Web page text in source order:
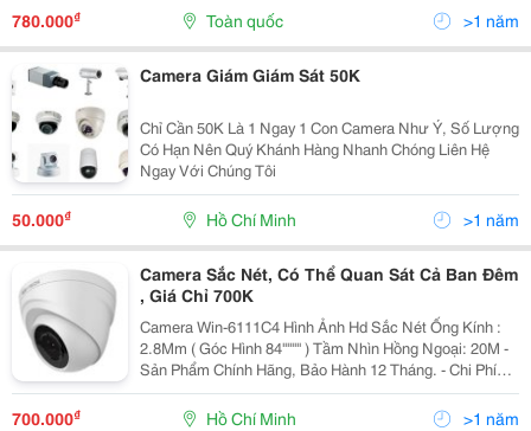
Tầm Xa Hồng Ngoại: 30M ● Chuẩn Chống Bụi Và Nước
780.000₫ Toàn quốc >1 năm
Camera Giám Giám Sát 50K
Chỉ Cần 50K Là 1 Ngay 1 Con Camera Như Ý, Số Lượng
Có Hạn Nên Quý Khánh Hàng Nhanh Chóng Liên Hệ
Ngay Với Chúng Tôi
50.000₫ Hồ Chí Minh >1 năm
Camera Sắc Nét, Có Thể Quan Sát Cả Ban Đêm
, Giá Chỉ 700K
Camera Win-6111C4 Hình Ảnh Hd Sắc Nét Ống Kính :
2.8Mm ( Góc Hình 84'''''''' ) Tầm Nhìn Hồng Ngoại: 20M -
Sản Phẩm Chính Hãng, Bảo Hành 12 Tháng. - Chi Phí
Lắp Đặt Miễn Phí Cho 1 Hệ Thống 4 Camera. - Tặng
Thêm 1 Tên Miền Trị Giá 300.000Đ Sử...
700.000₫ Hồ Chí Minh >1 năm